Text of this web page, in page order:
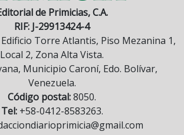
de Primicias, C.A.
RIF: J-29913424-4
Torre Atlantis, Piso Mezanina 1,
Local 2, Zona Alta Vista.
Municipio Caroní, Edo. Bolívar,
Venezuela.
Código postal:8050.
Tel:+58-0412-8583263.